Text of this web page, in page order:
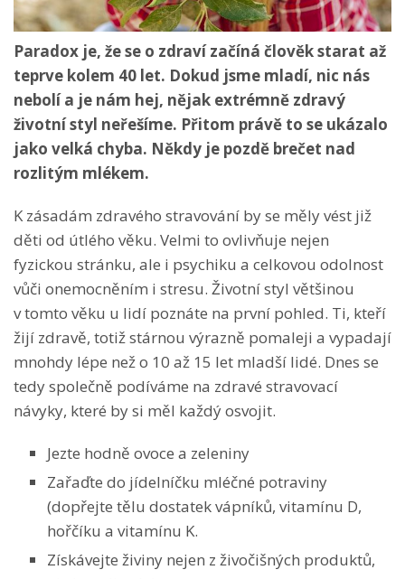
Paradox je, že se o zdraví začíná člověk starat až
teprve kolem 40 let. Dokud jsme mladí, nic nás
nebolí a je nám hej, nějak extrémně zdravý
životní styl neřešíme. Přitom právě to se ukázalo
jako velká chyba. Někdy je pozdě brečet nad
rozlitým mlékem.
K zásadám zdravého stravování by se měly vést již
děti od útlého věku. Velmi to ovlivňuje nejen
fyzickou stránku, ale i psychiku a celkovou odolnost
vůči onemocněním i stresu. Životní styl většinou
v tomto věku u lidí poznáte na první pohled. Ti, kteří
žijí zdravě, totiž stárnou výrazně pomaleji a vypadají
mnohdy lépe než o 10 až 15 let mladší lidé. Dnes se
tedy společně podíváme na zdravé stravovací
návyky, které by si měl každý osvojit.
Jezte hodně ovoce a zeleniny
Zařaďte do jídelníčku mléčné potraviny
(dopřejte tělu dostatek vápníků, vitamínu D,
hořčíku a vitamínu K.
Získávejte živiny nejen z živočišných produktů,